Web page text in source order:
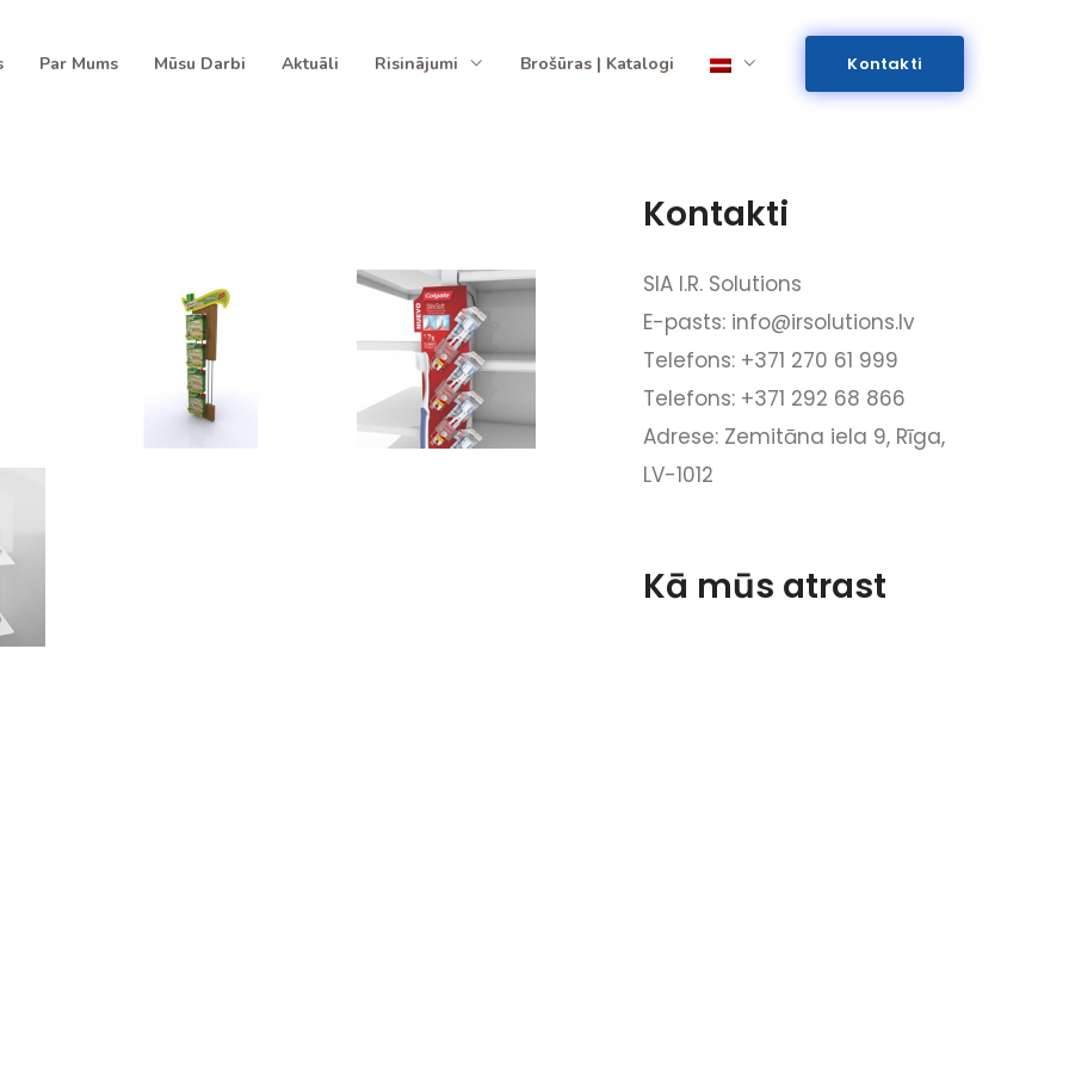
Par Mums Mūsu Darbi Aktuāli Risinājumi Brošūras | Katalogi Kontakti
Kontakti
SIA I.R. Solutions
E-pasts: info@irsolutions.lv
Telefons: +371 270 61 999
Telefons: +371 292 68 866
Adrese: Zemitāna iela 9, Rīga,
LV-1012
Kā mūs atrast